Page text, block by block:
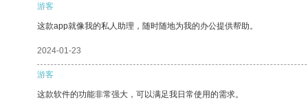
游客
这款app就像我的私人助理，随时随地为我的办公提供帮助。
2024-01-23
游客
这款软件的功能非常强大，可以满足我日常使用的需求。